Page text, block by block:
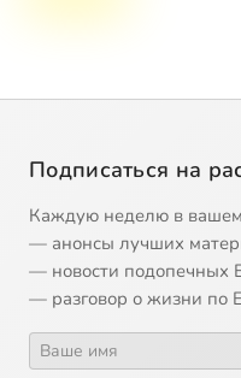
Подписаться на
Каждую неделю в
— анонсы лучших
— новости подопечных
— разговор о жизни по